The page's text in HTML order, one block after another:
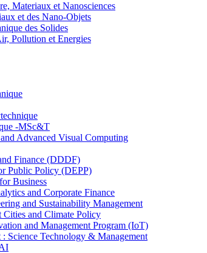
Materiaux et Nanosciences
et des Nano-Objets
des Solides
Pollution et Energies
-MSc&T
Advanced Visual Computing
Finance (DDDF)
Public Policy (DEPP)
Business
and Corporate Finance
and Sustainability Management
and Climate Policy
and Management Program (IoT)
Science Technology & Management